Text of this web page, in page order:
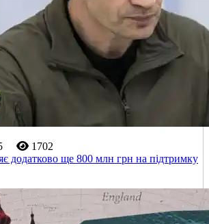
1702
додатково ще 800 млн грн на підтримку